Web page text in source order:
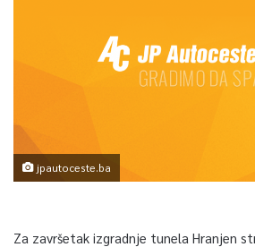
jpautoceste.ba
Za završetak izgradnje tunela Hranjen